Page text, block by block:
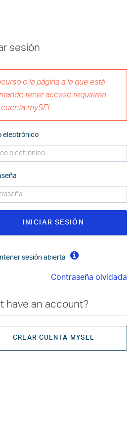
sesión
o la página a la que está
tener acceso requieren
mySEL.
electrónico
INICIAR SESIÓN
sesión abierta
Contraseña olvidada
have an account?
CREAR CUENTA MYSEL